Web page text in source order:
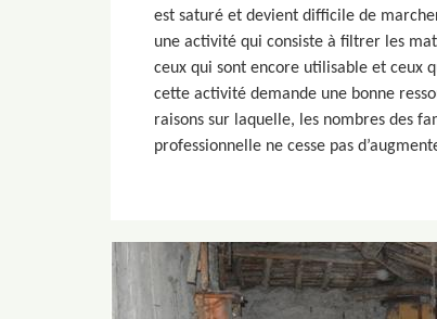
est saturé et devient difficile de
une activité qui consiste à filtrer les
ceux qui sont encore utilisable et ceux
cette activité demande une bonne
raisons sur laquelle, les nombres des
professionnelle ne cesse pas